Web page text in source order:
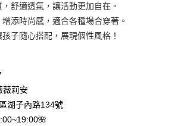
兆豐國際商業銀行
台中商業銀行
行
華泰商業銀行
遠東國際商業銀行
舒適透氣，讓活動更加自在。
添時尚感，適合各種場合穿著。
子隨心搭配，展現個性風格！
薇莉安
湖子內路134號